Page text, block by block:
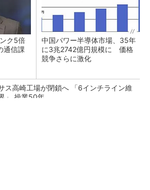
ク5倍
通信課
中国パワー半導体市場、35年
に3兆2742億円規模に 価格
競争さらに激化
ス高崎工場が閉鎖へ 「6インチライン維
」 操業50年